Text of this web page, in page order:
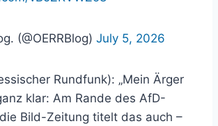
(@OERRBlog) July 5, 2026
Rundfunk): „Mein Ärger
klar: Am Rande des AfD-
Bild-Zeitung titelt das auch –